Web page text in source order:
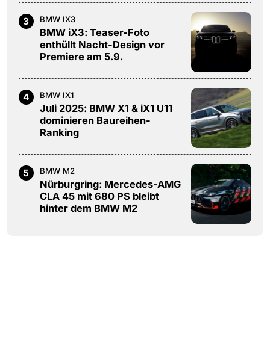
3 BMW IX3
BMW iX3: Teaser-Foto
enthüllt Nacht-Design vor
Premiere am 5.9.
4 BMW IX1
Juli 2025: BMW X1 & iX1 U11
dominieren Baureihen-
Ranking
5 BMW M2
Nürburgring: Mercedes-AMG
CLA 45 mit 680 PS bleibt
hinter dem BMW M2